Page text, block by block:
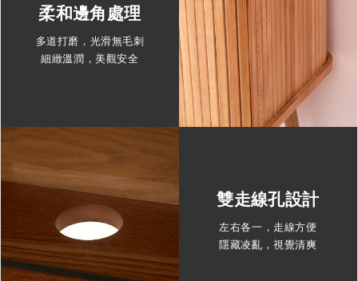
柔和邊角處理
多道打磨，光滑無毛刺
細緻溫潤，美觀安全
雙走線孔設計
左右各一，走線方便
隱藏凌亂，視覺清爽